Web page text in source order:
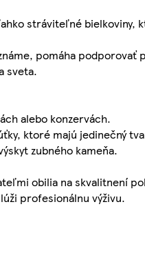
stráviteľné
pomáha
sveta.
alebo konzervách.
ktoré majú jedinečný
zubného kameňa.
obilia na skvalitnení
profesionálnu výživu.